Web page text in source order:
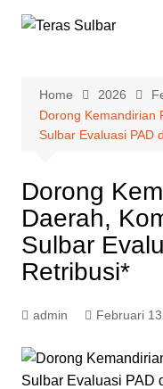
Home 2026
Dorong Kemandirian
Sulbar Evaluasi PAD
Dorong
Daerah,
Sulbar
Retribusi*
admin Februari